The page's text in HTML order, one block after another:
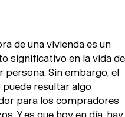
de una vivienda es un
significativo en la vida de
persona. Sin embargo, el
resultar algo
para los compradores